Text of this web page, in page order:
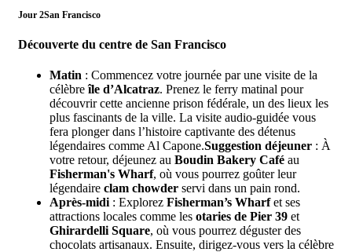
Jour 2San Francisco
Découverte du centre de San Francisco
Matin : Commencez votre journée par une visite de la
célèbreîle d’Alcatraz. Prenez le ferry matinal pour
découvrir cette ancienne prison fédérale, un des lieux les
plus fascinants de la ville. La visite audio-guidée vous
fera plonger dans l’histoire captivante des détenus
légendaires comme Al Capone.Suggestion déjeuner : À
votre retour, déjeunez au Boudin Bakery Café au
Fisherman's Wharf, où vous pourrez goûter leur
légendaire clam chowder servi dans un pain rond.
Après-midi : Explorez Fisherman’s Wharfet ses
attractions locales comme les otaries de Pier 39 et
Ghirardelli Square, où vous pourrez déguster des
chocolats artisanaux. Ensuite, dirigez-vous vers la célèbre